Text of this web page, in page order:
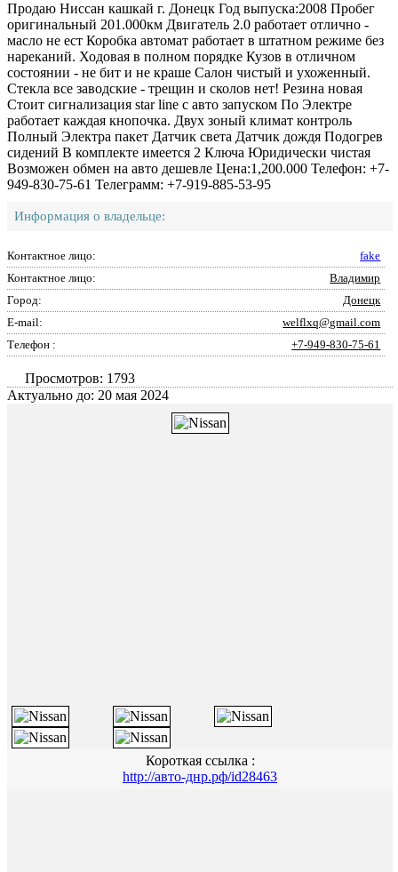
Продаю Ниссан кашкай г. Донецк Год выпуска:2008 Пробег
оригинальный 201.000км Двигатель 2.0 работает отлично -
масло не ест Коробка автомат работает в штатном режиме без
нареканий. Ходовая в полном порядке Кузов в отличном
состоянии - не бит и не краше Салон чистый и ухоженный.
Стекла все заводские - трещин и сколов нет! Резина новая
Стоит сигнализация star line с авто запуском По Электре
работает каждая кнопочка. Двух зоный климат контроль
Полный Электра пакет Датчик света Датчик дождя Подогрев
сидений В комплекте имеется 2 Ключа Юридически чистая
Возможен обмен на авто дешевле Цена:1,200.000 Телефон: +7-
949-830-75-61 Телеграмм: +7-919-885-53-95
Информация о владельце:
Контактное лицо:
fake
Контактное лицо:
Владимир
Город:
Донецк
E-mail:
welflxq@gmail.com
Телефон :
+7-949-830-75-61
Просмотров: 1793
Актуально до: 20 мая 2024
Короткая ссылка :
http://авто-днр.рф/id28463